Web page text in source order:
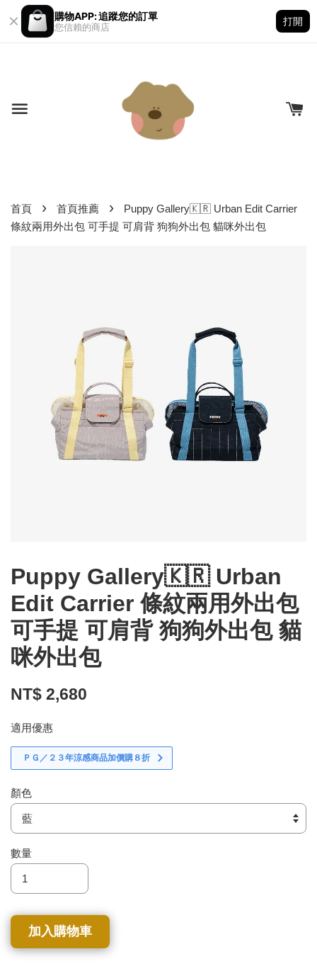
購物APP: 追蹤您的訂單
您信賴的商店
打開
首頁 › 首頁推薦 ›
Puppy Gallery🇰🇷 Urban Edit Carrier
條紋兩用外出包 可手提 可肩背 狗狗外出包 貓咪外出包
Puppy Gallery🇰🇷 Urban
Edit Carrier 條紋兩用外出包
可手提 可肩背 狗狗外出包 貓
咪外出包
NT$ 2,680
適用優惠
ＰＧ／２３年涼感商品加價購８折
顏色
數量
加入購物車